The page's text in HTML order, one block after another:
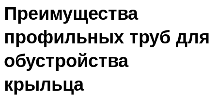
Преимущества
профильных труб для
обустройства
крыльца